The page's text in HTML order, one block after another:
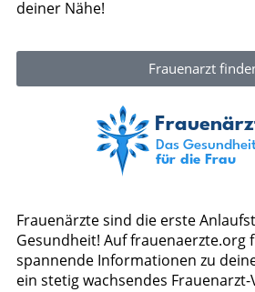
deiner Nähe!
Frauenarzt
Frauenärzte sind die erste
Gesundheit! Auf frauenaerzte.org
spannende Informationen zu
ein stetig wachsendes Frauenarzt-